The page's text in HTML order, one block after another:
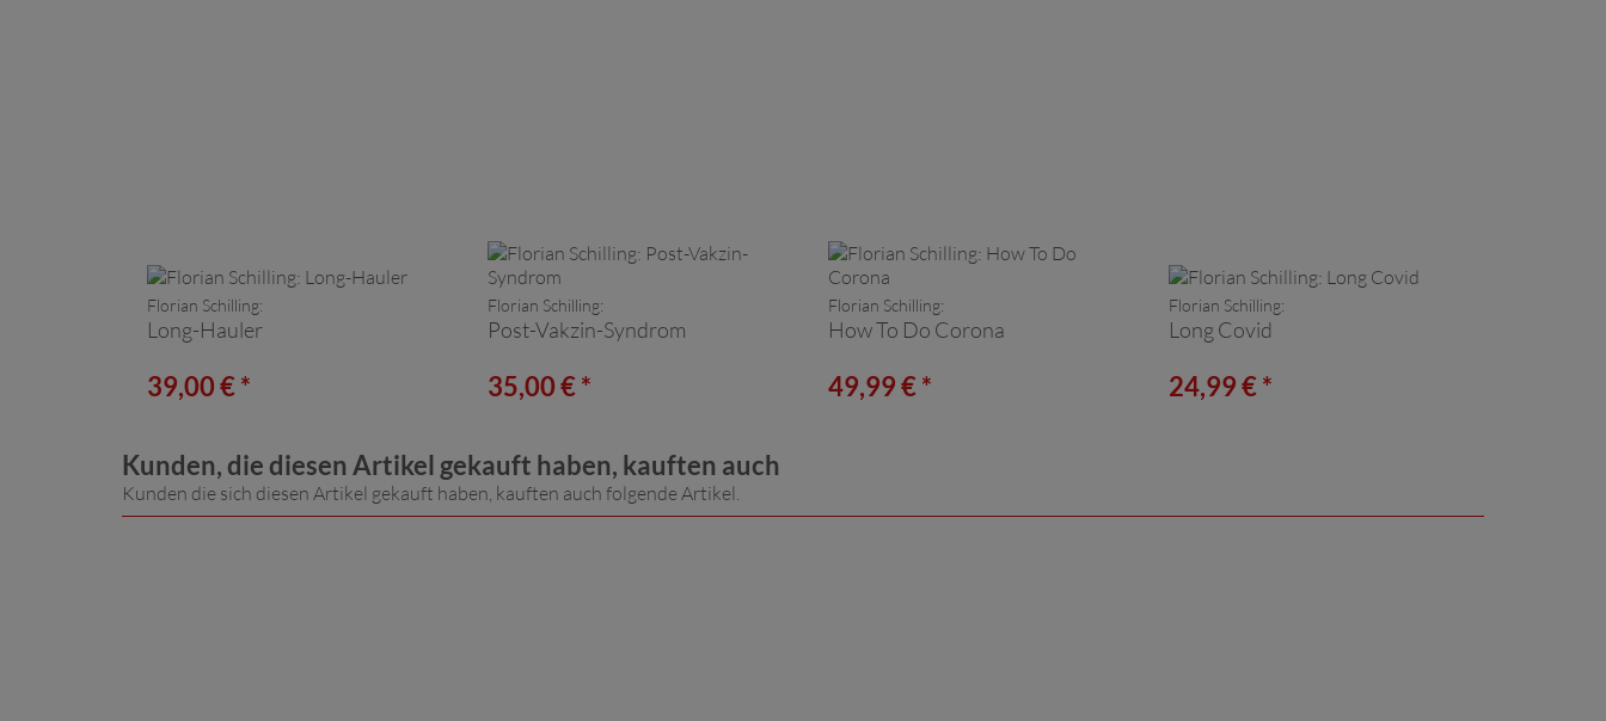
Florian Schilling:
Long-Hauler
39,00 € *
Florian Schilling:
Post-Vakzin-Syndrom
35,00 € *
Florian Schilling:
How To Do Corona
49,99 € *
Florian Schilling:
Long Covid
24,99 € *
Kunden, die diesen Artikel gekauft haben, kauften auch
Kunden die sich diesen Artikel gekauft haben, kauften auch folgende Artikel.